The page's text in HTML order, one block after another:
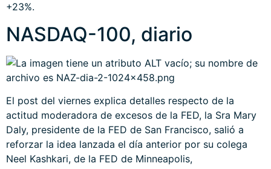
+23%.
NASDAQ-100, diario
El post del viernes explica detalles respecto de la
actitud moderadora de excesos de la FED, la Sra Mary
Daly, presidente de la FED de San Francisco, salió a
reforzar la idea lanzada el día anterior por su colega
Neel Kashkari, de la FED de Minneapolis,